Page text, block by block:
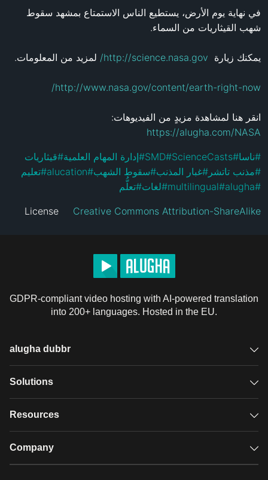
يمكنك زيارة http://science.nasa.gov/
http://www.nasa.gov/content/earth-right-now/
انقر هنا لمشاهدة مزيدٍ من الفيديوهات:
https://alugha.com/NASA
#ناسا#
ScienceCasts
#
SMD
#إدارة المهام العلمية#قيثاريات
#مذنب تاتشر #غبار المذنب#سقوط الشهب#
alucation
#تعليم
#
alugha
#
multilingual
#لغات#تعلُّم
License Creative Commons Attribution-ShareAlike
GDPR-compliant video hosting with AI-powered translation
into 200+ languages. Hosted in the EU.
alugha dubbr
Overview
Glossary
Solutions
GDPR video hosting
Resources
Case studies
Company